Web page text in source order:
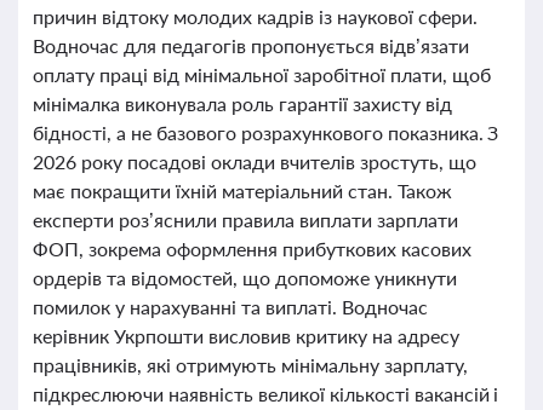
причин відтоку молодих кадрів із наукової сфери.
Водночас для педагогів пропонується відв’язати
оплату праці від мінімальної заробітної плати, щоб
мінімалка виконувала роль гарантії захисту від
бідності, а не базового розрахункового показника. З
2026 року посадові оклади вчителів зростуть, що
має покращити їхній матеріальний стан. Також
експерти роз’яснили правила виплати зарплати
ФОП, зокрема оформлення прибуткових касових
ордерів та відомостей, що допоможе уникнути
помилок у нарахуванні та виплаті. Водночас
керівник Укрпошти висловив критику на адресу
працівників, які отримують мінімальну зарплату,
підкреслюючи наявність великої кількості вакансій і